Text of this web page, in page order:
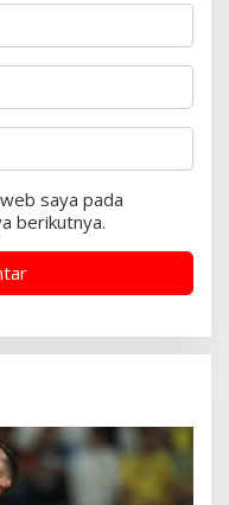
saya pada
berikutnya.